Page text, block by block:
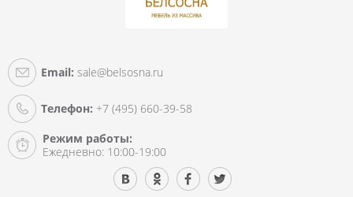
Email: sale@belsosna.ru
Телефон: +7 (495) 660-39-58
Режим работы:
Ежедневно: 10:00-19:00